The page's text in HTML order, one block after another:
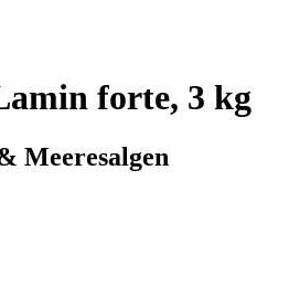
forte, 3 kg
Meeresalgen